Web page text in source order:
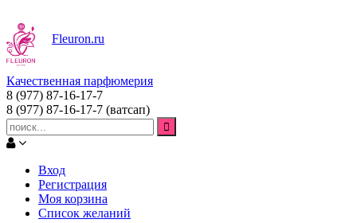
Fleuron.ru
Качественная парфюмерия
8 (977) 87-16-17-7
8 (977) 87-16-17-7 (ватсап)
Вход
Регистрация
Моя корзина
Список желаний